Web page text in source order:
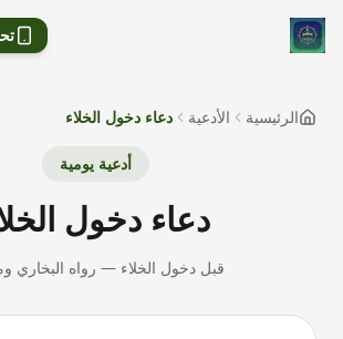
الرئيسية الأدعية دعاء دخول الخلاء
أدعية يومية
دعاء دخول
قبل دخول الخلاء — رواه البخاري